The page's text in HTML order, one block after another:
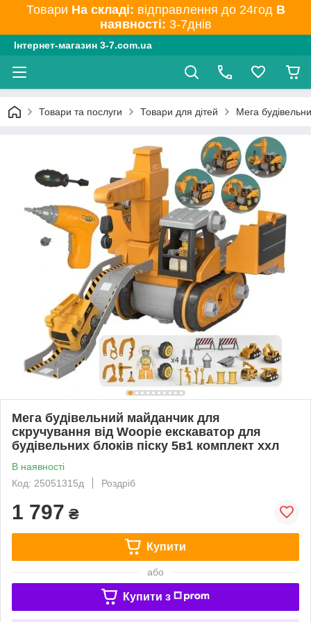
Товари На складі: відправлення до 24год В
наявності: 3-7днів
Інтернет-магазин 3-7.com.ua
Товари та послуги Товари для дітей Мега
Мега будівельний майданчик для
скручування від Woopie екскаватор для
будівельних блоків піску 5в1 комплект ххл
В наявності
Код: 25051315д
Роздріб
1 797 ₴
Купити
або
Купити з